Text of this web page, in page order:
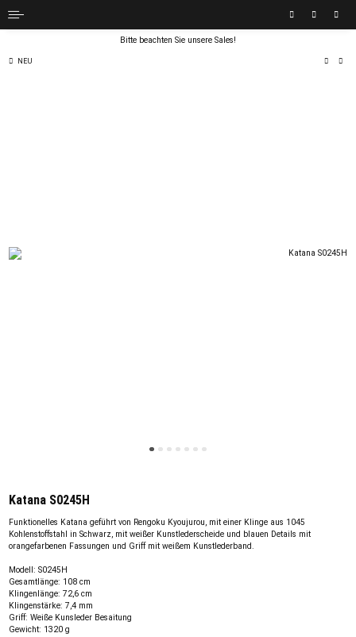
Bitte beachten Sie unsere Sales!
NEU
Katana S0245H
Funktionelles Katana geführt von Rengoku Kyoujurou, mit einer Klinge aus 1045
Kohlenstoffstahl in Schwarz, mit weißer Kunstlederscheide und blauen Details mit
orangefarbenen Fassungen und Griff mit weißem Kunstlederband.
Modell: S0245H
Gesamtlänge: 108 cm
Klingenlänge: 72,6 cm
Klingenstärke: 7,4 mm
Griff: Weiße Kunsleder Besaitung
Gewicht: 1320 g